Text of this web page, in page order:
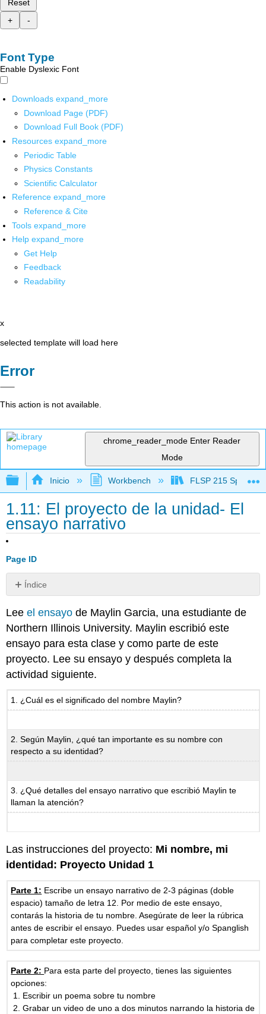
Reset
+
-
Font Type
Enable Dyslexic Font
Downloads expand_more
Download Page (PDF)
Download Full Book (PDF)
Resources expand_more
Periodic Table
Physics Constants
Scientific Calculator
Reference expand_more
Reference & Cite
Tools expand_more
Help expand_more
Get Help
Feedback
Readability
x
selected template will load here
Error
This action is not available.
chrome_reader_mode Enter Reader
Mode
Expandir/contraer jerarquía global
Inicio Workbench FLSP 215 Spanish
1.11: El proyecto de la unidad- El
ensayo narrativo
Page ID
Índice
Sin
Leeel ensayo de Maylin Garcia, una estudiante de
Northern Illinois University. Maylin escribió este
ensayo para esta clase y como parte de este
proyecto. Lee su ensayo y después completa la
actividad siguiente.
1. ¿Cuál es el significado del nombre Maylin?
2. Según Maylin, ¿qué tan importante es su nombre con
respecto a su identidad?
3. ¿Qué detalles del ensayo narrativo que escribió Maylin te
llaman la atención?
Las instrucciones del proyecto: Mi nombre, mi
identidad: Proyecto Unidad 1
Parte 1: Escribe un ensayo narrativo de 2-3 páginas (doble
espacio) tamaño de letra 12. Por medio de este ensayo,
contarás la historia de tu nombre. Asegúrate de leer la rúbrica
antes de escribir el ensayo. Puedes usar español y/o Spanglish
para completar este proyecto.
Parte 2: Para esta parte del proyecto, tienes las siguientes
opciones:
Escribir un poema sobre tu nombre
Grabar un video de uno a dos minutos narrando la historia de